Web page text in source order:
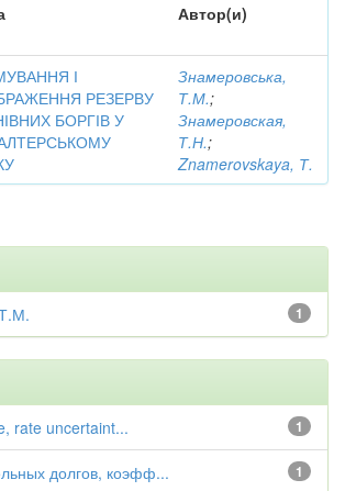
Автор(и)
І
РЕЗЕРВУ
БОРГІВ У
Знамеровська,
Т.М.;
Знамеровская,
Т.Н.;
Znamerovskaya, Т.
1
1
rate uncertaint...
1
долгов, коэфф...